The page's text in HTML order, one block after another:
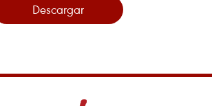
Descargar